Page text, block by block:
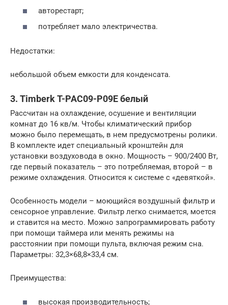
авторестарт;
потребляет мало электричества.
Недостатки:
небольшой объем емкости для конденсата.
3. Timberk T-PAC09-P09E белый
Рассчитан на охлаждение, осушение и вентиляции
комнат до 16 кв/м. Чтобы климатический прибор
можно было перемещать, в нем предусмотрены ролики.
В комплекте идет специальный кронштейн для
установки воздуховода в окно. Мощность – 900/2400 Вт,
где первый показатель – это потребляемая, второй – в
режиме охлаждения. Относится к системе с «девяткой».
Особенность модели – моющийся воздушный фильтр и
сенсорное управление. Фильтр легко снимается, моется
и ставится на место. Можно запрограммировать работу
при помощи таймера или менять режимы на
расстоянии при помощи пульта, включая режим сна.
Параметры: 32,3×68,8×33,4 см.
Преимущества:
высокая производительность;